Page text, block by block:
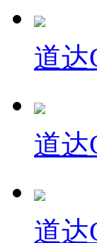
道达
道达
道达